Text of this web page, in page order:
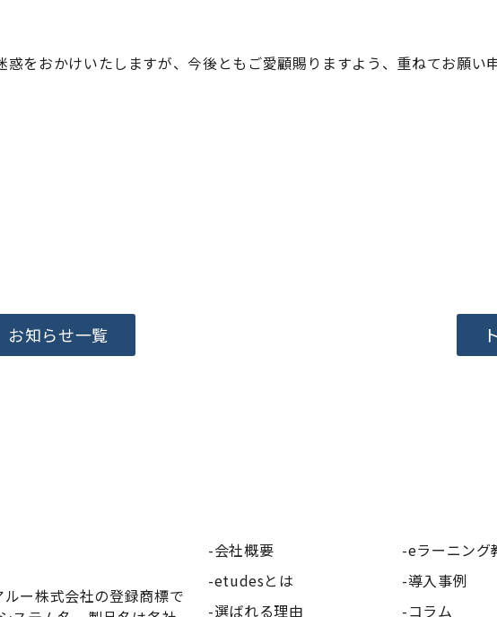
をおかけいたしますが、今後ともご愛顧賜りますよう、重ねてお願い
お知らせ一覧
ー株式会社の登録商標で
会社概要
etudesとは
選ばれる理由
eラーニング
導入事例
コラム